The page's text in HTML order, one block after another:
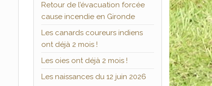
Retour de l’évacuation forcée
cause incendie en Gironde
Les canards coureurs indiens
ont déjà 2 mois !
Les oies ont déjà 2 mois !
Les naissances du 12 juin 2026